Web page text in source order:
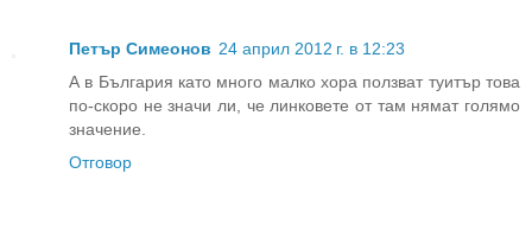
Петър Симеонов 24 април 2012 г. в 12:23
А в България като много малко хора ползват туитър това
по-скоро не значи ли, че линковете от там нямат голямо
значение.
Отговор